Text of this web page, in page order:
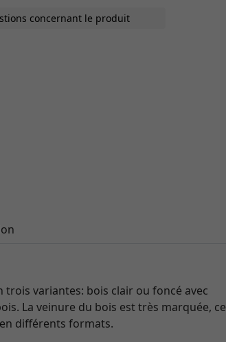
concernant le produit
variantes: bois clair ou foncé avec
La veinure du bois est très marquée, ce
différents formats.